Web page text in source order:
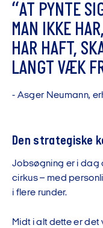
“AT PYNTE SI
MAN IKKE HAR,
HAR HAFT, SK
LANGT VÆK F
- Asger Neumann, er
Den strategiske
Jobsøgning er i dag
cirkus – med
i flere runder.
Midt i alt dette er